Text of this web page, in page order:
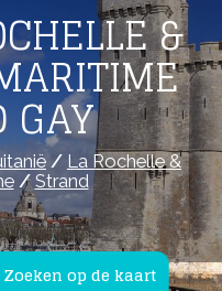
Zoeken op de kaart
&
GAY
/ La Rochelle &
/Strand